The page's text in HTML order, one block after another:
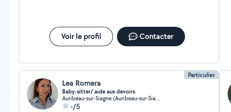
Voir le profil Contacter
Particulier
Lea Romera
Baby-sitter/ aide aux devoirs
Auribeau-sur-Siagne (Auribeau-sur-Siagne)
-/5